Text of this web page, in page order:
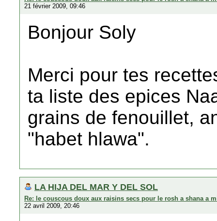
21 février 2009, 09:46
Bonjour Soly
Merci pour tes
ta liste des epices
grains de fenouillet,
"habet hlawa".
LA HIJA DEL MAR Y DEL SOL
Re: le couscous doux aux raisins secs pour le rosh a shana a
22 avril 2009, 20:46